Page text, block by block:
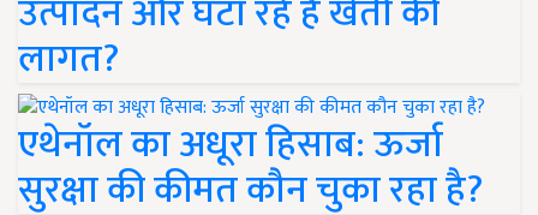
उत्पादन और घटा रहे हैं खेती की
लागत?
एथेनॉल का अधूरा हिसाब: ऊर्जा
सुरक्षा की कीमत कौन चुका रहा है?